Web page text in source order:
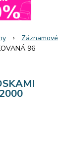
Záznamové
96